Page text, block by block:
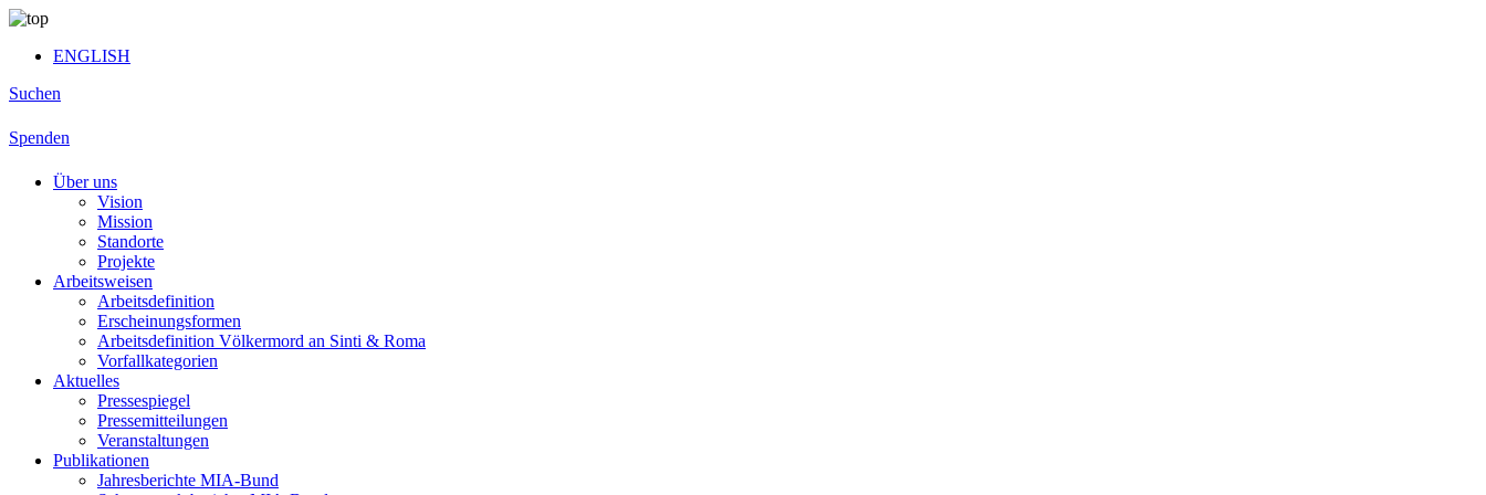
ENGLISH
Suchen
Spenden
Über uns
Vision
Mission
Standorte
Projekte
Arbeitsweisen
Arbeitsdefinition
Erscheinungsformen
Arbeitsdefinition Völkermord an Sinti & Roma
Vorfallkategorien
Aktuelles
Pressespiegel
Pressemitteilungen
Veranstaltungen
Publikationen
Jahresberichte MIA-Bund